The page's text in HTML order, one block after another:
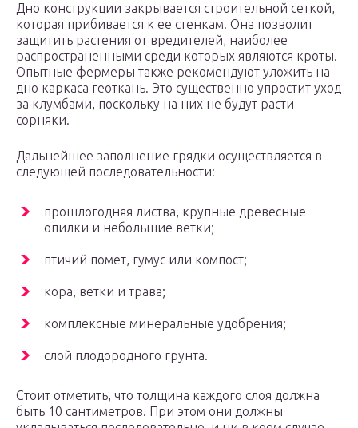
Дно конструкции закрывается строительной сеткой,
которая прибивается к ее стенкам. Она позволит
защитить растения от вредителей, наиболее
распространенными среди которых являются кроты.
Опытные фермеры также рекомендуют уложить на
дно каркаса геоткань. Это существенно упростит уход
за клумбами, поскольку на них не будут расти
сорняки.
Дальнейшее заполнение грядки осуществляется в
следующей последовательности:
прошлогодняя листва, крупные древесные
опилки и небольшие ветки;
птичий помет, гумус или компост;
кора, ветки и трава;
комплексные минеральные удобрения;
слой плодородного грунта.
Стоит отметить, что толщина каждого слоя должна
быть 10 сантиметров. При этом они должны